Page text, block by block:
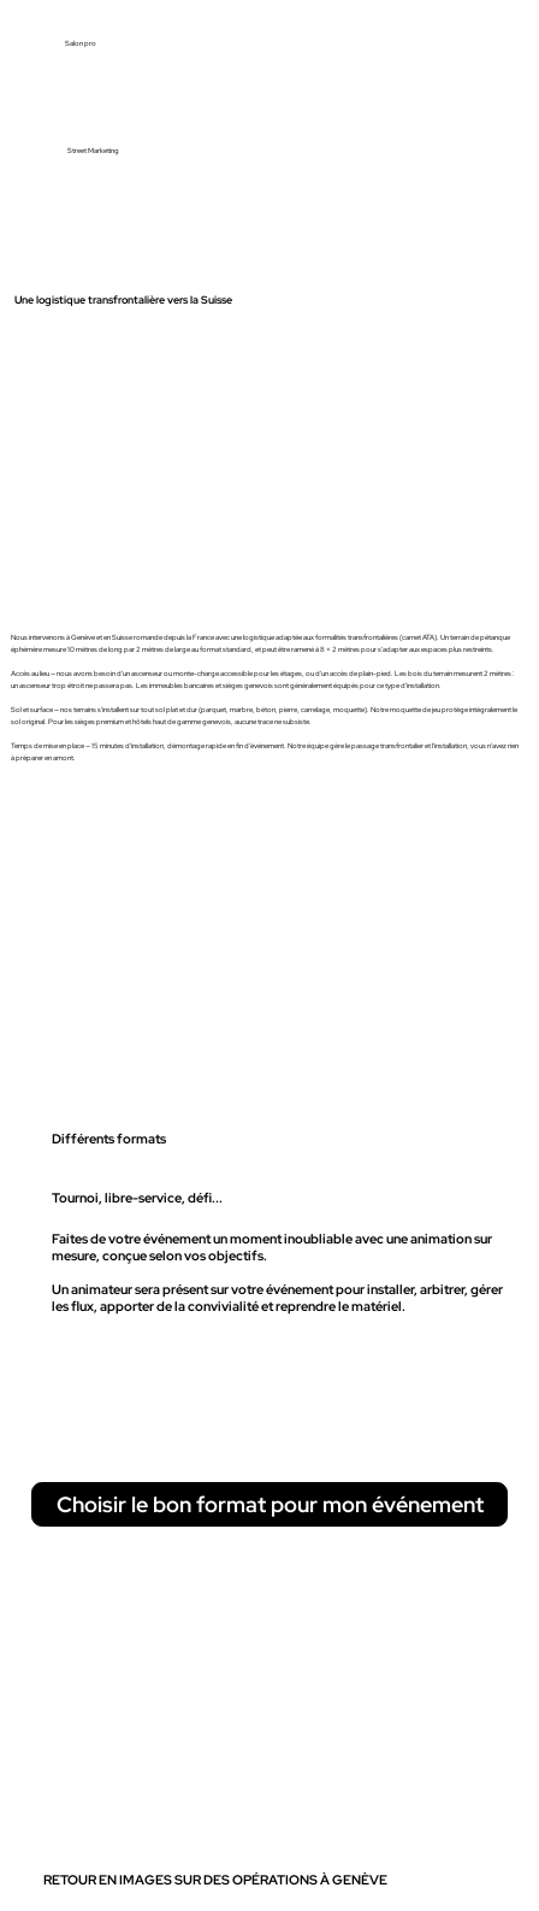
Salon pro
Street Marketing
Différents formats
Tournoi, libre-service, défi...
Faites de votre événement un moment inoubliable avec une animation sur
mesure, conçue selon vos objectifs.
Un animateur sera présent sur votre événement pour installer, arbitrer, gérer
les flux, apporter de la convivialité et reprendre le matériel.
Choisir le bon format pour mon événement
Une logistique transfrontalière vers la Suisse
Nous intervenons à Genève et en Suisse romande depuis la France avec une logistique adaptée aux formalités transfrontalières (carnet ATA). Un terrain de pétanque
éphémère mesure 10 mètres de long par 2 mètres de large au format standard, et peut être ramené à 8 × 2 mètres pour s'adapter aux espaces plus restreints.
Accès au lieu — nous avons besoin d'un ascenseur ou monte-charge accessible pour les étages, ou d'un accès de plain-pied. Les bois du terrain mesurent 2 mètres :
un ascenseur trop étroit ne passera pas. Les immeubles bancaires et sièges genevois sont généralement équipés pour ce type d'installation.
Sol et surface — nos terrains s'installent sur tout sol plat et dur (parquet, marbre, béton, pierre, carrelage, moquette). Notre moquette de jeu protège intégralement le
sol original. Pour les sièges premium et hôtels haut de gamme genevois, aucune trace ne subsiste.
Temps de mise en place — 15 minutes d'installation, démontage rapide en fin d'événement. Notre équipe gère le passage transfrontalier et l'installation, vous n'avez rien
à préparer en amont.
RETOUR EN IMAGES SUR DES OPÉRATIONS À GENÈVE